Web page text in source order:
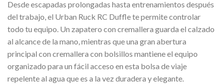
Desde escapadas prolongadas hasta entrenamientos después
del trabajo, el Urban Ruck RC Duffle te permite controlar
todo tu equipo. Un zapatero con cremallera guarda el calzado
al alcance de la mano, mientras que una gran abertura
principal con cremallera con bolsillos mantiene el equipo
organizado para un fácil acceso en esta bolsa de viaje
repelente al agua que es a la vez duradera y elegante.